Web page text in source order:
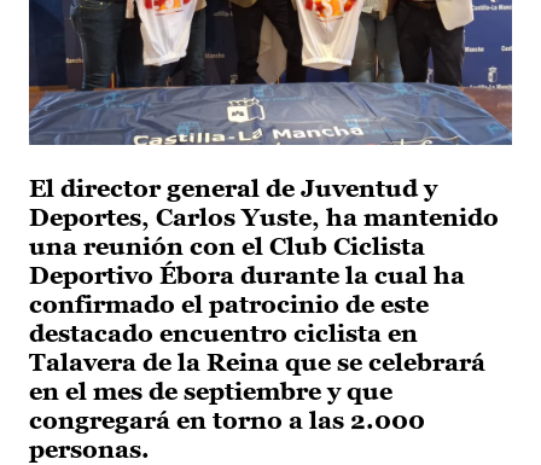
El director general de Juventud y
Deportes, Carlos Yuste, ha mantenido
una reunión con el Club Ciclista
Deportivo Ébora durante la cual ha
confirmado el patrocinio de este
destacado encuentro ciclista en
Talavera de la Reina que se celebrará
en el mes de septiembre y que
congregará en torno a las 2.000
personas.